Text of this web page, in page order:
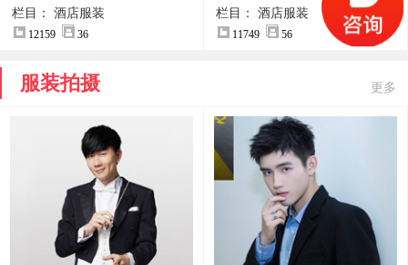
案
栏目： 酒店服装
12159 36
服装设计方案
栏目： 酒店服装
11749 56
服装拍摄 更多